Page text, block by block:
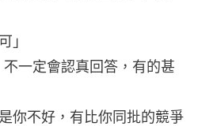
」
不一定會認真回答，有的甚
你不好，有比你同批的競爭